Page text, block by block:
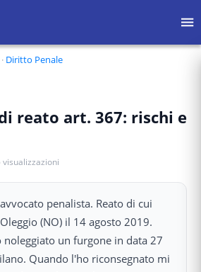
· Diritto Penale
reato art. 367: rischi e
visualizzazioni
penalista. Reato di cui
(NO) il 14 agosto 2019.
noleggiato un furgone in data 27
Quando l'ho riconsegnato mi